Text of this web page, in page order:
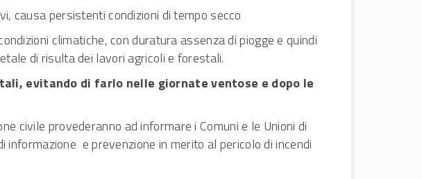
causa persistenti condizioni di tempo secco
climatiche, con duratura assenza di piogge e quindi
di risulta dei lavori agricoli e forestali.
evitando di farlo nelle giornate ventose e dopo le
civile provederanno ad informare i Comuni e le Unioni di
e prevenzione in merito al pericolo di incendi